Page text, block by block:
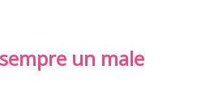
un male